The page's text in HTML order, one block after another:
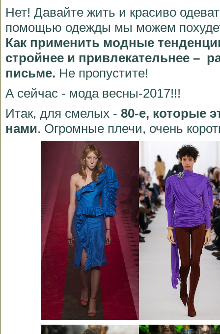
Нет! Давайте жить и красиво
помощью одежды мы можем
Как применить модные
стройнее и привлекательнее –
письме. Не пропустите!
А сейчас - мода весны-2017!!!
Итак, для смелых - 80-e, которые
нами. Огромные плечи, очень